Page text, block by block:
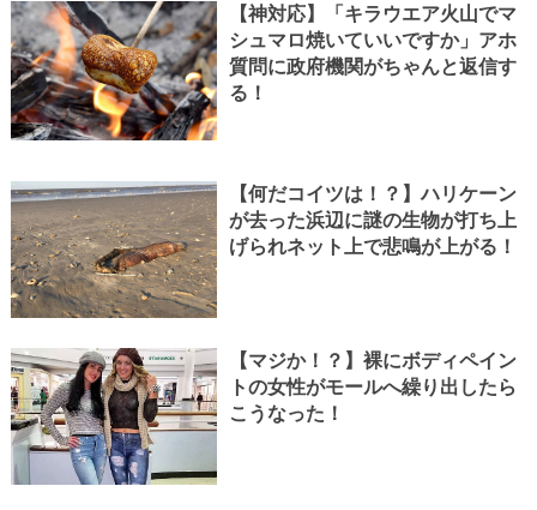
【神対応】「キラウエア火山でマ
シュマロ焼いていいですか」アホ
質問に政府機関がちゃんと返信す
る！
【何だコイツは！？】ハリケーン
が去った浜辺に謎の生物が打ち上
げられネット上で悲鳴が上がる！
【マジか！？】裸にボディペイン
トの女性がモールへ繰り出したら
こうなった！